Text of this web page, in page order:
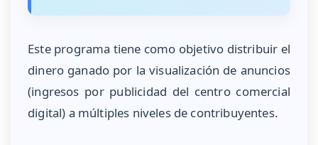
Este programa tiene como objetivo distribuir el
dinero ganado por la visualización de anuncios
(ingresos por publicidad del centro comercial
digital) a múltiples niveles de contribuyentes.